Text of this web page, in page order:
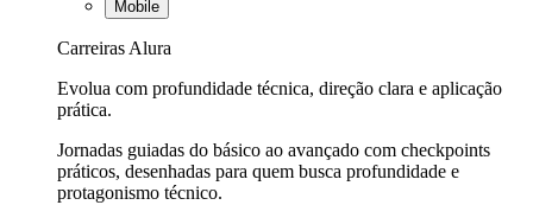
Mobile
Carreiras Alura
Evolua com profundidade técnica, direção clara e aplicação
prática.
Jornadas guiadas do básico ao avançado com checkpoints
práticos, desenhadas para quem busca profundidade e
protagonismo técnico.